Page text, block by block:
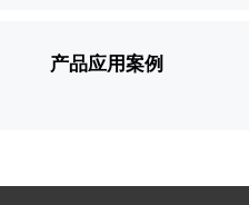
产品应用案例